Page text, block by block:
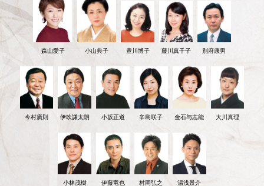
森山愛子 小山典子 豊川博子 藤川真千子 別府康男
今村廣則 伊吹謙太朗 小坂正道 辛島咲子 金石与志能 大川真理
小林茂樹 伊藤竜也 村岡弘之 湯浅景介